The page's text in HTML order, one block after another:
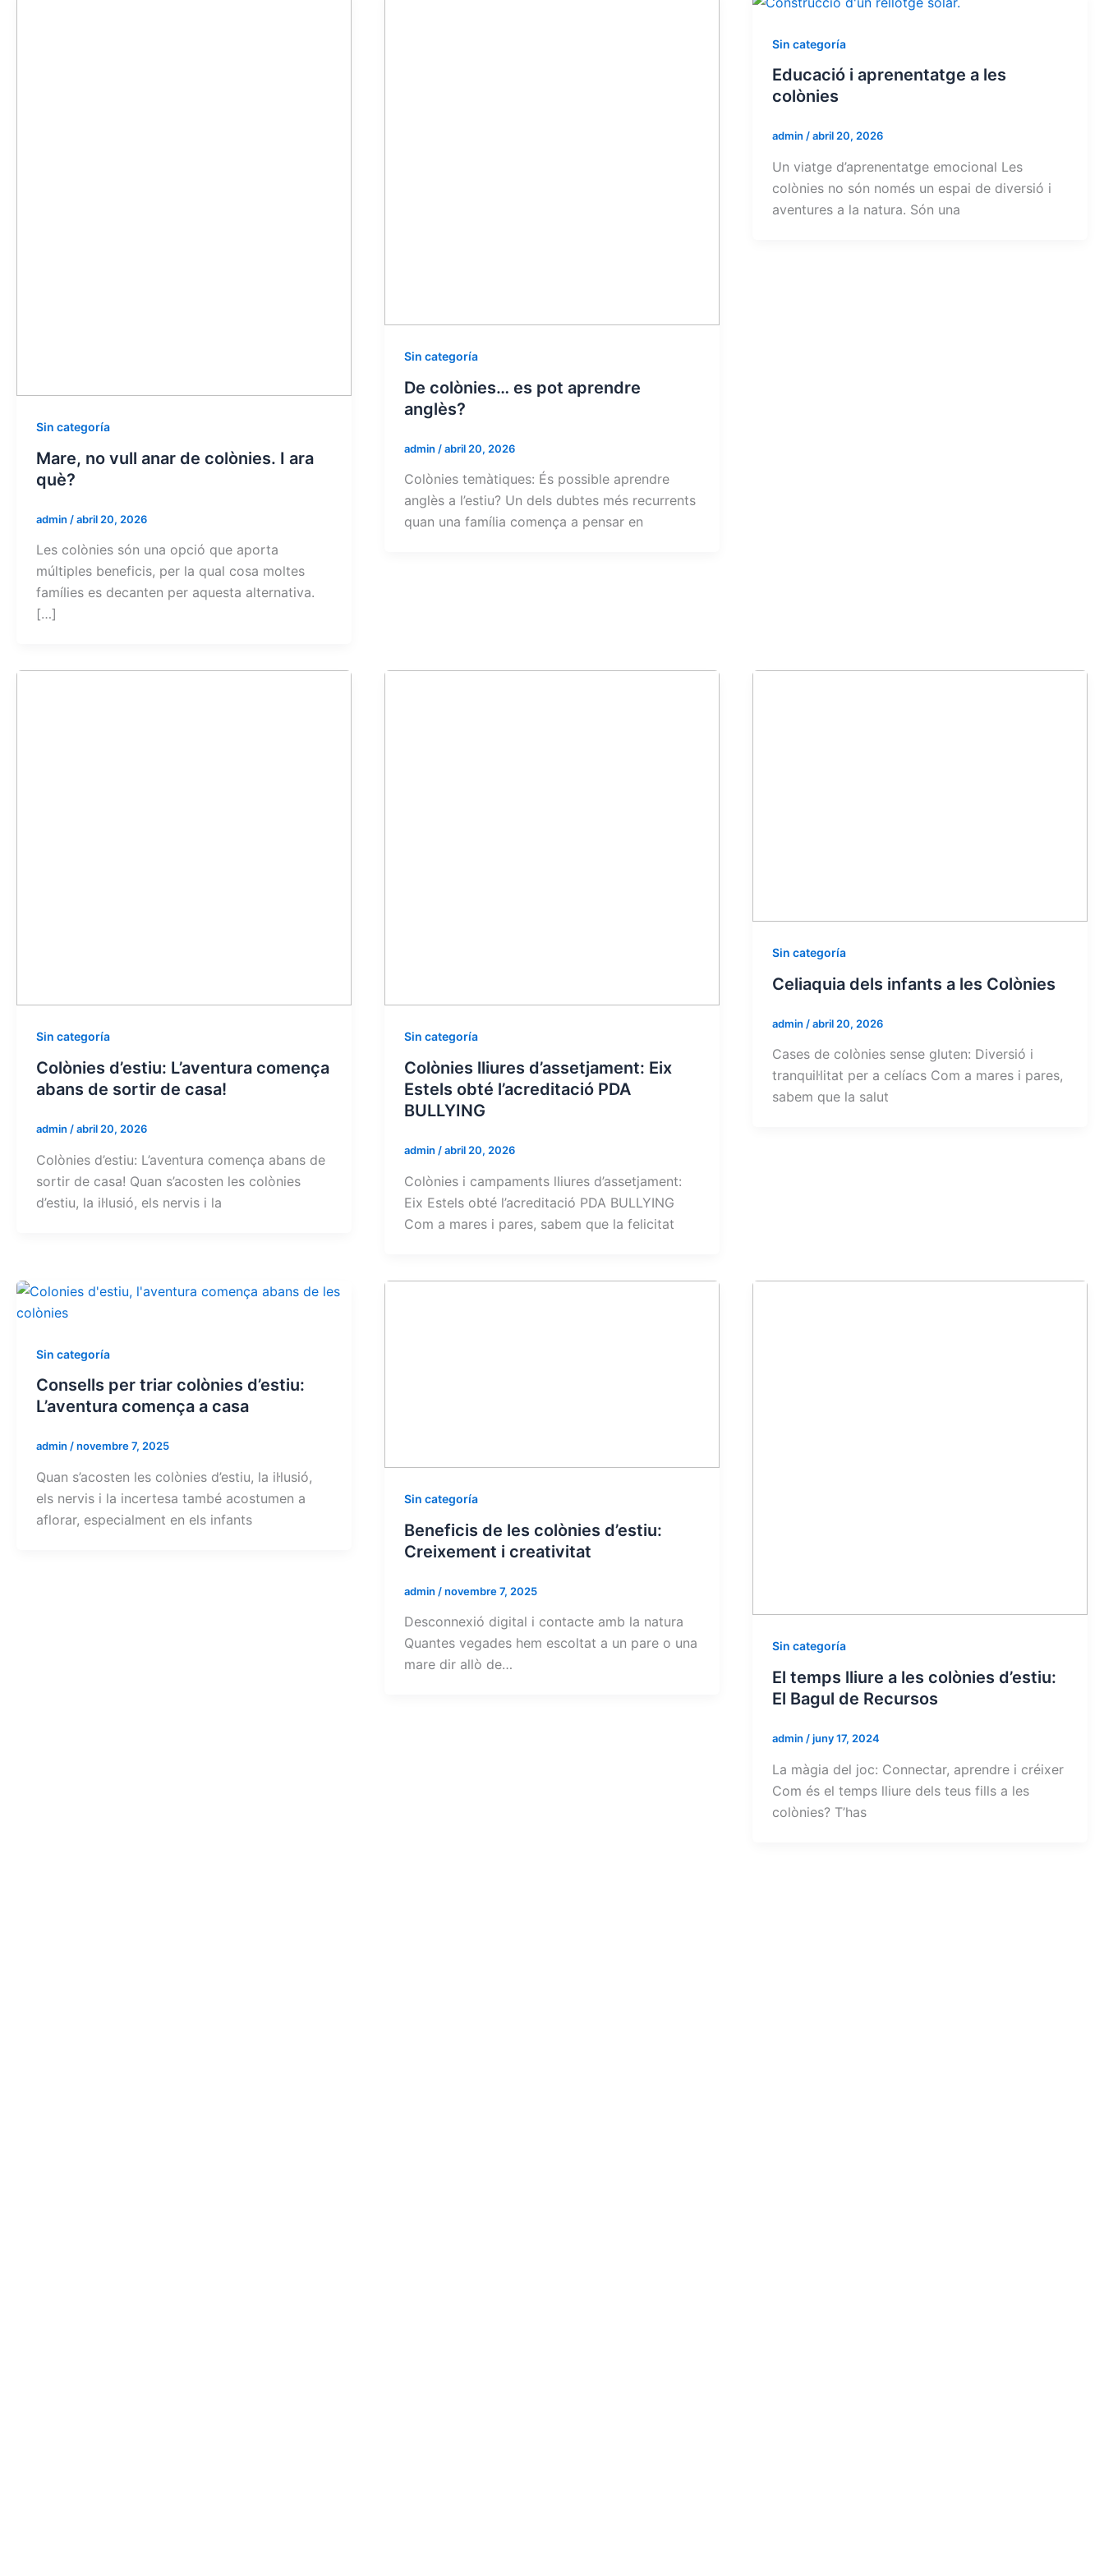
Sin categoría
Mare, no vull anar de colònies. I ara
què?
admin /abril 20, 2026
Les colònies són una opció que aporta
múltiples beneficis, per la qual cosa moltes
famílies es decanten per aquesta alternativa.
[…]
Sin categoría
De colònies… es pot aprendre
anglès?
admin /abril 20, 2026
Colònies temàtiques: És possible aprendre
anglès a l’estiu? Un dels dubtes més recurrents
quan una família comença a pensar en
Sin categoría
Educació i aprenentatge a les
colònies
admin /abril 20, 2026
Un viatge d’aprenentatge emocional Les
colònies no són només un espai de diversió i
aventures a la natura. Són una
Sin categoría
Colònies d’estiu: L’aventura comença
abans de sortir de casa!
admin /abril 20, 2026
Colònies d’estiu: L’aventura comença abans de
sortir de casa! Quan s’acosten les colònies
d’estiu, la il·lusió, els nervis i la
Sin categoría
Colònies lliures d’assetjament: Eix
Estels obté l’acreditació PDA
BULLYING
admin /abril 20, 2026
Colònies i campaments lliures d’assetjament:
Eix Estels obté l’acreditació PDA BULLYING
Com a mares i pares, sabem que la felicitat
Sin categoría
Celiaquia dels infants a les Colònies
admin /abril 20, 2026
Cases de colònies sense gluten: Diversió i
tranquil·litat per a celíacs Com a mares i pares,
sabem que la salut
Sin categoría
Consells per triar colònies d’estiu:
L’aventura comença a casa
admin /novembre 7, 2025
Quan s’acosten les colònies d’estiu, la il·lusió,
els nervis i la incertesa també acostumen a
aflorar, especialment en els infants
Sin categoría
Beneficis de les colònies d’estiu:
Creixement i creativitat
admin /novembre 7, 2025
Desconnexió digital i contacte amb la natura
Quantes vegades hem escoltat a un pare o una
mare dir allò de…
Sin categoría
El temps lliure a les colònies d’estiu:
El Bagul de Recursos
admin /juny 17, 2024
La màgia del joc: Connectar, aprendre i créixer
Com és el temps lliure dels teus fills a les
colònies? T’has